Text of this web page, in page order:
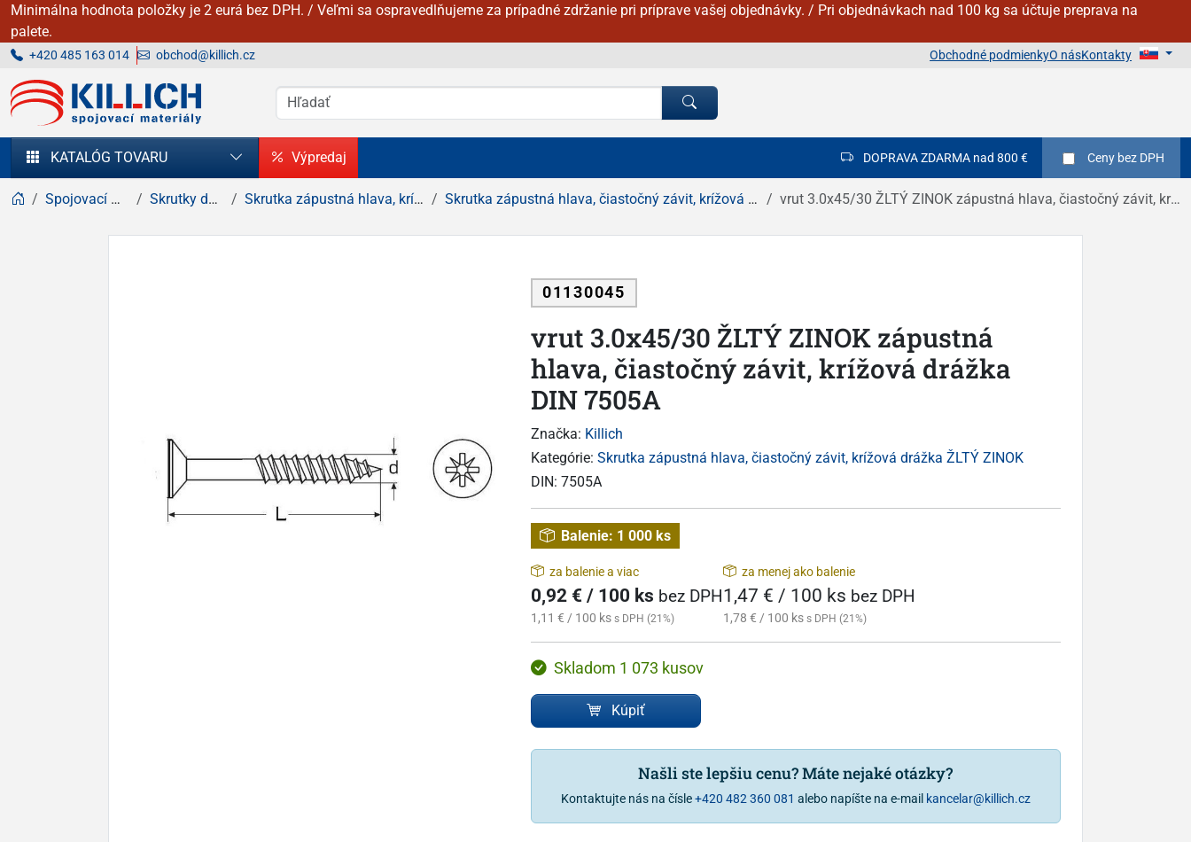
Minimálna hodnota položky je 2 eurá bez DPH. / Veľmi sa ospravedlňujeme za prípadné zdržanie pri príprave vašej objednávky. / Pri objednávkach nad 100 kg sa účtuje preprava na
palete.
+420 485 163 014 obchod@killich.cz Obchodné podmienkyO násKontakty
KILLICH - Spojovacie materiály
KATALÓG TOVARU Výpredaj DOPRAVA ZDARMA nad 800 € Ceny bez DPH
Spojovací materiál Skrutky do dreva Skrutka zápustná hlava, krížová drážka Skrutka zápustná hlava, čiastočný závit, krížová drážka ŽLTÝ ZINOK vrut 3.0x45/30 ŽLTÝ ZINOK zápustná hlava, čiastočný závit, krížová drážka DIN 7505A
01130045
vrut 3.0x45/30 ŽLTÝ ZINOK zápustná
hlava, čiastočný závit, krížová drážka
DIN 7505A
Značka: Killich
Kategórie: Skrutka zápustná hlava, čiastočný závit, krížová drážka ŽLTÝ ZINOK
DIN: 7505A
Balenie: 1 000 ks
za balenie a viac
0,92 € / 100 ks bez DPH
1,11 € / 100 ks s DPH (21%)
za menej ako balenie
1,47 € / 100 ks bez DPH
1,78 € / 100 ks s DPH (21%)
Skladom 1 073 kusov
Kúpiť
Našli ste lepšiu cenu? Máte nejaké otázky?
Kontaktujte nás na čísle+420 482 360 081 alebo napíšte na e-mail kancelar@killich.cz